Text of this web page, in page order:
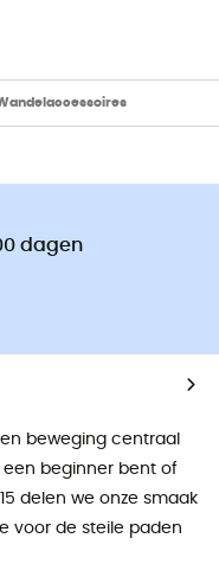
dagen
beweging centraal
een beginner bent of
delen we onze smaak
voor de steile paden